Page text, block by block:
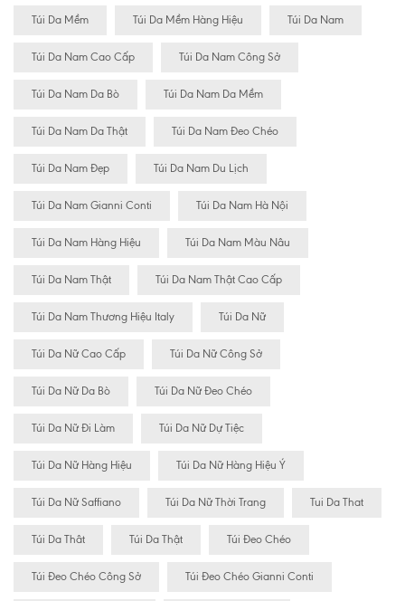
Túi Da Mềm Túi Da Mềm Hàng Hiệu Túi Da Nam
Túi Da Nam Cao Cấp Túi Da Nam Công Sở
Túi Da Nam Da Bò Túi Da Nam Da Mềm
Túi Da Nam Da Thật Túi Da Nam Đeo Chéo
Túi Da Nam Đẹp Túi Da Nam Du Lịch
Túi Da Nam Gianni Conti Túi Da Nam Hà Nội
Túi Da Nam Hàng Hiệu Túi Da Nam Màu Nâu
Túi Da Nam Thật Túi Da Nam Thật Cao Cấp
Túi Da Nam Thương Hiệu Italy Túi Da Nữ
Túi Da Nữ Cao Cấp Túi Da Nữ Công Sở
Túi Da Nữ Da Bò Túi Da Nữ Đeo Chéo
Túi Da Nữ Đi Làm Túi Da Nữ Dự Tiệc
Túi Da Nữ Hàng Hiệu Túi Da Nữ Hàng Hiệu Ý
Túi Da Nữ Saffiano Túi Da Nữ Thời Trang Tui Da That
Túi Da Thât Túi Da Thật Túi Đeo Chéo
Túi Đeo Chéo Công Sở Túi Đeo Chéo Gianni Conti